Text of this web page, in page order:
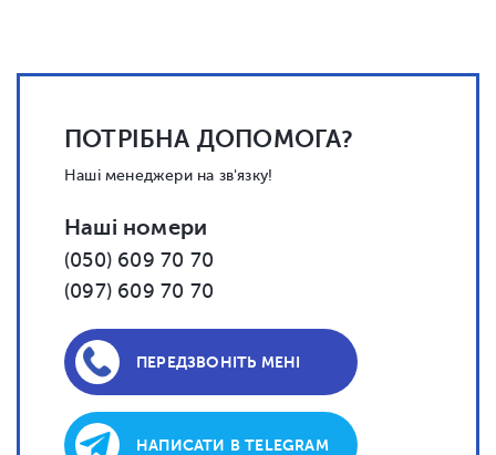
ПОТРІБНА ДОПОМОГА?
Наші менеджери на зв'язку!
Наші номери
(050) 609 70 70
(097) 609 70 70
ПЕРЕДЗВОНІТЬ МЕНІ
НАПИСАТИ В TELEGRAM